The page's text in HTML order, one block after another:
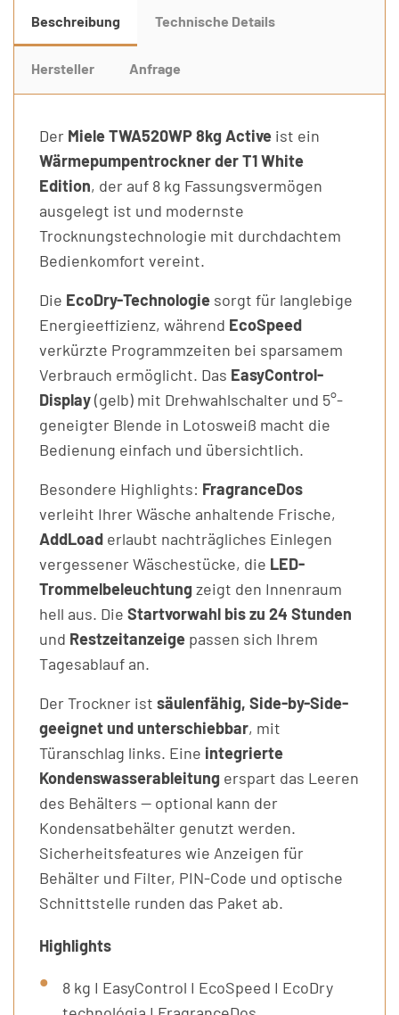
Beschreibung Technische Details
Hersteller Anfrage
Der Miele TWA520WP 8kg Active ist ein
Wärmepumpentrockner der T1 White
Edition, der auf 8 kg Fassungsvermögen
ausgelegt ist und modernste
Trocknungstechnologie mit durchdachtem
Bedienkomfort vereint.
Die EcoDry-Technologie sorgt für langlebige
Energieeffizienz, während EcoSpeed
verkürzte Programmzeiten bei sparsamem
Verbrauch ermöglicht. Das EasyControl-
Display(gelb) mit Drehwahlschalter und 5°-
geneigter Blende in Lotosweiß macht die
Bedienung einfach und übersichtlich.
Besondere Highlights: FragranceDos
verleiht Ihrer Wäsche anhaltende Frische,
AddLoad erlaubt nachträgliches Einlegen
vergessener Wäschestücke, die LED-
Trommelbeleuchtungzeigt den Innenraum
hell aus. Die Startvorwahl bis zu 24 Stunden
und Restzeitanzeige passen sich Ihrem
Tagesablauf an.
Der Trockner ist säulenfähig, Side-by-Side-
geeignet und unterschiebbar, mit
Türanschlag links. Eine integrierte
Kondenswasserableitung erspart das Leeren
des Behälters — optional kann der
Kondensatbehälter genutzt werden.
Sicherheitsfeatures wie Anzeigen für
Behälter und Filter, PIN-Code und optische
Schnittstelle runden das Paket ab.
Highlights
8 kg I EasyControl I EcoSpeed I EcoDry